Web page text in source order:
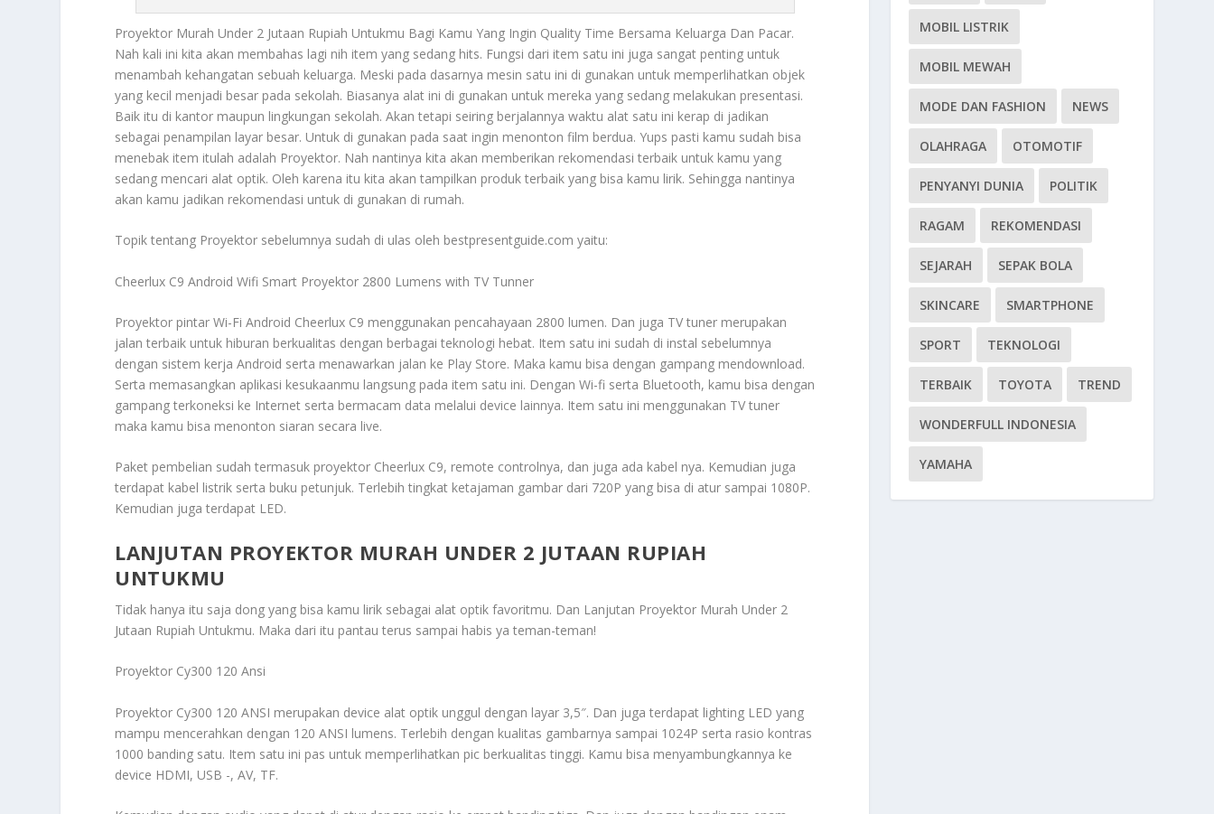
Proyektor Murah Under 2 Jutaan Rupiah Untukmu Bagi Kamu Yang Ingin Quality Time Bersama Keluarga Dan Pacar.
Nah kali ini kita akan membahas lagi nih item yang sedang hits. Fungsi dari item satu ini juga sangat penting untuk
menambah kehangatan sebuah keluarga. Meski pada dasarnya mesin satu ini di gunakan untuk memperlihatkan objek
yang kecil menjadi besar pada sekolah. Biasanya alat ini di gunakan untuk mereka yang sedang melakukan presentasi.
Baik itu di kantor maupun lingkungan sekolah. Akan tetapi seiring berjalannya waktu alat satu ini kerap di jadikan
sebagai penampilan layar besar. Untuk di gunakan pada saat ingin menonton film berdua. Yups pasti kamu sudah bisa
menebak item itulah adalah Proyektor. Nah nantinya kita akan memberikan rekomendasi terbaik untuk kamu yang
sedang mencari alat optik. Oleh karena itu kita akan tampilkan produk terbaik yang bisa kamu lirik. Sehingga nantinya
akan kamu jadikan rekomendasi untuk di gunakan di rumah.
Topik tentang Proyektor sebelumnya sudah di ulas oleh bestpresentguide.com yaitu:
Cheerlux C9 Android Wifi Smart Proyektor 2800 Lumens with TV Tunner
Proyektor pintar Wi-Fi Android Cheerlux C9 menggunakan pencahayaan 2800 lumen. Dan juga TV tuner merupakan
jalan terbaik untuk hiburan berkualitas dengan berbagai teknologi hebat. Item satu ini sudah di instal sebelumnya
dengan sistem kerja Android serta menawarkan jalan ke Play Store. Maka kamu bisa dengan gampang mendownload.
Serta memasangkan aplikasi kesukaanmu langsung pada item satu ini. Dengan Wi-fi serta Bluetooth, kamu bisa dengan
gampang terkoneksi ke Internet serta bermacam data melalui device lainnya. Item satu ini menggunakan TV tuner
maka kamu bisa menonton siaran secara live.
Paket pembelian sudah termasuk proyektor Cheerlux C9, remote controlnya, dan juga ada kabel nya. Kemudian juga
terdapat kabel listrik serta buku petunjuk. Terlebih tingkat ketajaman gambar dari 720P yang bisa di atur sampai 1080P.
Kemudian juga terdapat LED.
LANJUTAN PROYEKTOR MURAH UNDER 2 JUTAAN RUPIAH
UNTUKMU
Tidak hanya itu saja dong yang bisa kamu lirik sebagai alat optik favoritmu. Dan Lanjutan Proyektor Murah Under 2
Jutaan Rupiah Untukmu. Maka dari itu pantau terus sampai habis ya teman-teman!
Proyektor Cy300 120 Ansi
Proyektor Cy300 120 ANSI merupakan device alat optik unggul dengan layar 3,5″. Dan juga terdapat lighting LED yang
mampu mencerahkan dengan 120 ANSI lumens. Terlebih dengan kualitas gambarnya sampai 1024P serta rasio kontras
1000 banding satu. Item satu ini pas untuk memperlihatkan pic berkualitas tinggi. Kamu bisa menyambungkannya ke
device HDMI, USB -, AV, TF.
MOBIL LISTRIK
MOBIL MEWAH
MODE DAN FASHION NEWS
OLAHRAGA OTOMOTIF
PENYANYI DUNIA POLITIK
RAGAM REKOMENDASI
SEJARAH SEPAK BOLA
SKINCARE SMARTPHONE
SPORT TEKNOLOGI
TERBAIK TOYOTA TREND
WONDERFULL INDONESIA
YAMAHA